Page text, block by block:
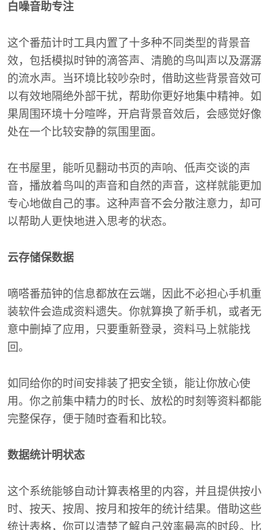
白噪音助专注
这个番茄计时工具内置了十多种不同类型的背景音
效，包括模拟时钟的滴答声、清脆的鸟叫声以及潺潺
的流水声。当环境比较吵杂时，借助这些背景音效可
以有效地隔绝外部干扰，帮助你更好地集中精神。如
果周围环境十分喧哗，开启背景音效后，会感觉好像
处在一个比较安静的氛围里面。
在书屋里，能听见翻动书页的声响、低声交谈的声
音，播放着鸟叫的声音和自然的声音，这样就能更加
专心地做自己的事。这种声音不会分散注意力，却可
以帮助人更快地进入思考的状态。
云存储保数据
嘀嗒番茄钟的信息都放在云端，因此不必担心手机重
装软件会造成资料遗失。你就算换了新手机，或者无
意中删掉了应用，只要重新登录，资料马上就能找
回。
如同给你的时间安排装了把安全锁，能让你放心使
用。你之前集中精力的时长、放松的时刻等资料都能
完整保存，便于随时查看和比较。
数据统计明状态
这个系统能够自动计算表格里的内容，并且提供按小
时、按天、按周、按月和按年的统计结果。借助这些
统计表格，你可以清楚了解自己效率最高的时段。比